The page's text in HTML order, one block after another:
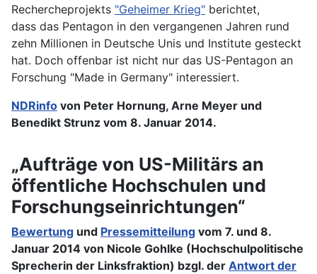
Rechercheprojekts "Geheimer Krieg" berichtet,
dass das Pentagon in den vergangenen Jahren rund
zehn Millionen in Deutsche Unis und Institute gesteckt
hat. Doch offenbar ist nicht nur das US-Pentagon an
Forschung "Made in Germany" interessiert.
NDRinfo von Peter Hornung, Arne Meyer und
Benedikt Strunz vom 8. Januar 2014.
„Aufträge von US-Militärs an
öffentliche Hochschulen und
Forschungseinrichtungen“
Bewertung und Pressemitteilung vom 7. und 8.
Januar 2014 von Nicole Gohlke (Hochschulpolitische
Sprecherin der Linksfraktion) bzgl. der Antwort der